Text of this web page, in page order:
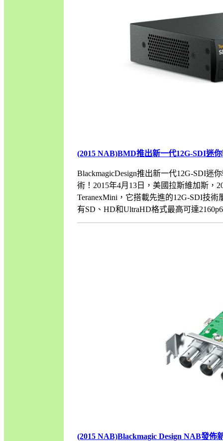
(2015 NAB)BMD推出新一代12G-SDI迷
BlackmagicDesign推出新一代12G-SDI
術！2015年4月13日，美國拉斯維加斯
TeranexMini，它搭載先進的12G-SDI技
有SD、HD和UltraHD格式最高可達
(2015 NAB)Blackmagic Design NAB發佈